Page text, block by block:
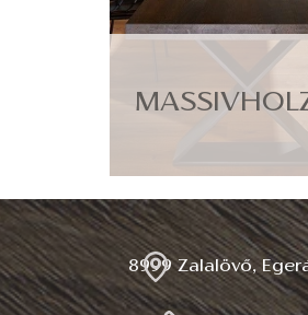
8999 Zalalövő,